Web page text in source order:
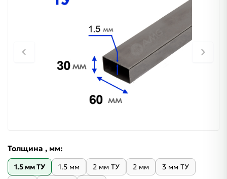
Толщина , мм:
1.5 мм ТУ 1.5 мм 2 мм ТУ 2 мм
3 мм ТУ